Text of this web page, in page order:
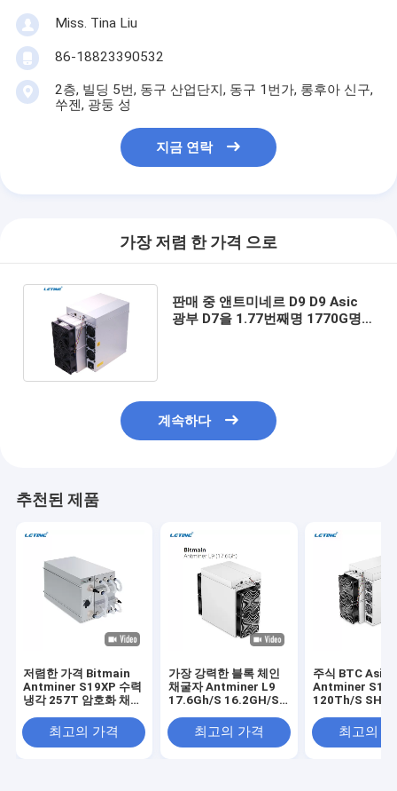
Miss. Tina Liu
86-18823390532
2층, 빌딩 5번, 동구 산업단지, 동구 1번가, 롱후아 신구,
쑤젠, 광둥 성
지금 연락
가장 저렴 한 가격 으로
판매 중 앤트미네르 D9 D9 Asic
광부 D7을 1.77번째명 1770G명
계속하다
추천된 제품
저렴한 가격 Bitmain
Antminer S19XP 수력
냉각 257T 암호화 채굴
246T 20.8W 비트코인
채굴자
최고의 가격
가장 강력한 블록 체인
채굴자 Antminer L9
17.6Gh/S 16.2GH/S
DOGE BEL Asic 채굴
자 Antminer L9
최고의 가격
주식 BTC Asic
Antminer
120Th/S SHA-
최고의